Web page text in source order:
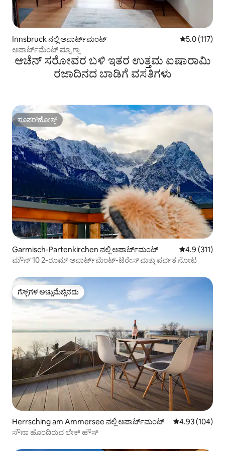
Innsbruck ನಲ್ಲಿ ಅಪಾರ್ಟ್‌ಮಂಟ್ 5 ರಲ್ಲಿ 5.0
5.0 (117)
ಅಪಾರ್ಟ್‌ಮೆಂಟ್ ಮ್ಯಾಗ್ಡಾ
ಆಚೆನ್ ಸರೋವರ ಬಳಿ ಇತರ ಉತ್ತಮ ಐಷಾರಾಮಿ
ರಜಾದಿನದ ಬಾಡಿಗೆ ವಸತಿಗಳು
ಸೂಪರ್‌ಹೋಸ್ಟ್
ಸೂಪರ್‌ಹೋಸ್ಟ್
Garmisch-Partenkirchen ನಲ್ಲಿ ಅಪಾರ್ಟ್‌ಮಂಟ್ 5 ರಲ್ಲಿ 4.9
4.9 (311)
ಮೌನ್ 10 2-ರೂಮ್ ಅಪಾರ್ಟ್‌ಮೆಂಟ್-ಟೆರೇಸ್ ಮತ್ತು ಪರ್ವತ ನೋಟ
ಗೆಸ್ಟ್‌ಗಳ ಅಚ್ಚುಮೆಚ್ಚಿನದು
ಗೆಸ್ಟ್‌ಗಳ ಅಚ್ಚುಮೆಚ್ಚಿನದು
Herrsching am Ammersee ನಲ್ಲಿ ಅಪಾರ್ಟ್‌ಮಂಟ್ 5 ರಲ್ಲಿ 4.93
4.93 (104)
ಸೌನಾ ಹೊಂದಿರುವ ಲೇಕ್ ಹೌಸ್